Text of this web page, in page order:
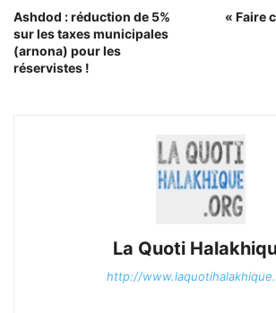
Ashdod : réduction de 5%
sur les taxes municipales
(arnona) pour les
réservistes !
« Faire
La Quoti
http://